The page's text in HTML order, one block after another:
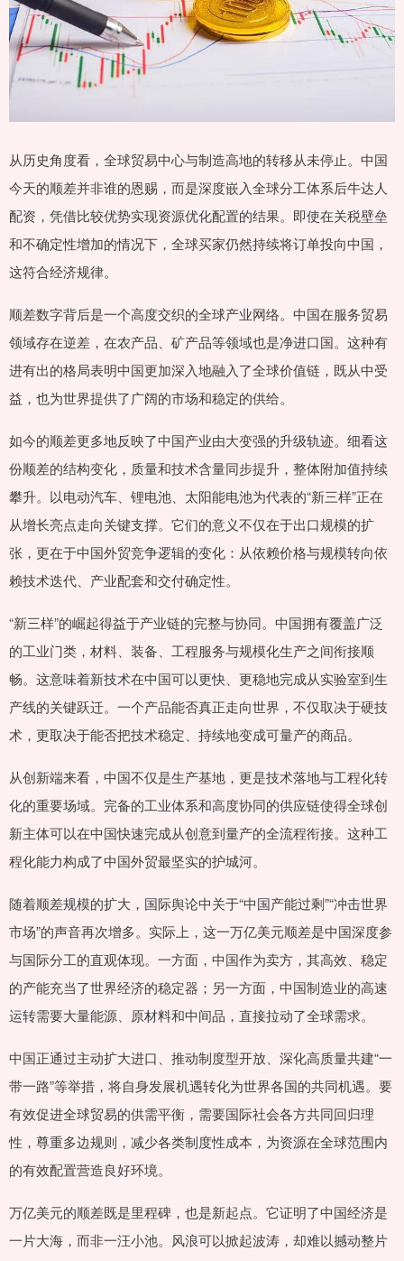
从历史角度看，全球贸易中心与制造高地的转移从未停止。中国
今天的顺差并非谁的恩赐，而是深度嵌入全球分工体系后牛达人
配资，凭借比较优势实现资源优化配置的结果。即使在关税壁垒
和不确定性增加的情况下，全球买家仍然持续将订单投向中国，
这符合经济规律。
顺差数字背后是一个高度交织的全球产业网络。中国在服务贸易
领域存在逆差，在农产品、矿产品等领域也是净进口国。这种有
进有出的格局表明中国更加深入地融入了全球价值链，既从中受
益，也为世界提供了广阔的市场和稳定的供给。
如今的顺差更多地反映了中国产业由大变强的升级轨迹。细看这
份顺差的结构变化，质量和技术含量同步提升，整体附加值持续
攀升。以电动汽车、锂电池、太阳能电池为代表的“新三样”正在
从增长亮点走向关键支撑。它们的意义不仅在于出口规模的扩
张，更在于中国外贸竞争逻辑的变化：从依赖价格与规模转向依
赖技术迭代、产业配套和交付确定性。
“新三样”的崛起得益于产业链的完整与协同。中国拥有覆盖广泛
的工业门类，材料、装备、工程服务与规模化生产之间衔接顺
畅。这意味着新技术在中国可以更快、更稳地完成从实验室到生
产线的关键跃迁。一个产品能否真正走向世界，不仅取决于硬技
术，更取决于能否把技术稳定、持续地变成可量产的商品。
从创新端来看，中国不仅是生产基地，更是技术落地与工程化转
化的重要场域。完备的工业体系和高度协同的供应链使得全球创
新主体可以在中国快速完成从创意到量产的全流程衔接。这种工
程化能力构成了中国外贸最坚实的护城河。
随着顺差规模的扩大，国际舆论中关于“中国产能过剩”“冲击世界
市场”的声音再次增多。实际上，这一万亿美元顺差是中国深度参
与国际分工的直观体现。一方面，中国作为卖方，其高效、稳定
的产能充当了世界经济的稳定器；另一方面，中国制造业的高速
运转需要大量能源、原材料和中间品，直接拉动了全球需求。
中国正通过主动扩大进口、推动制度型开放、深化高质量共建“一
带一路”等举措，将自身发展机遇转化为世界各国的共同机遇。要
有效促进全球贸易的供需平衡，需要国际社会各方共同回归理
性，尊重多边规则，减少各类制度性成本，为资源在全球范围内
的有效配置营造良好环境。
万亿美元的顺差既是里程碑，也是新起点。它证明了中国经济是
一片大海，而非一汪小池。风浪可以掀起波涛，却难以撼动整片